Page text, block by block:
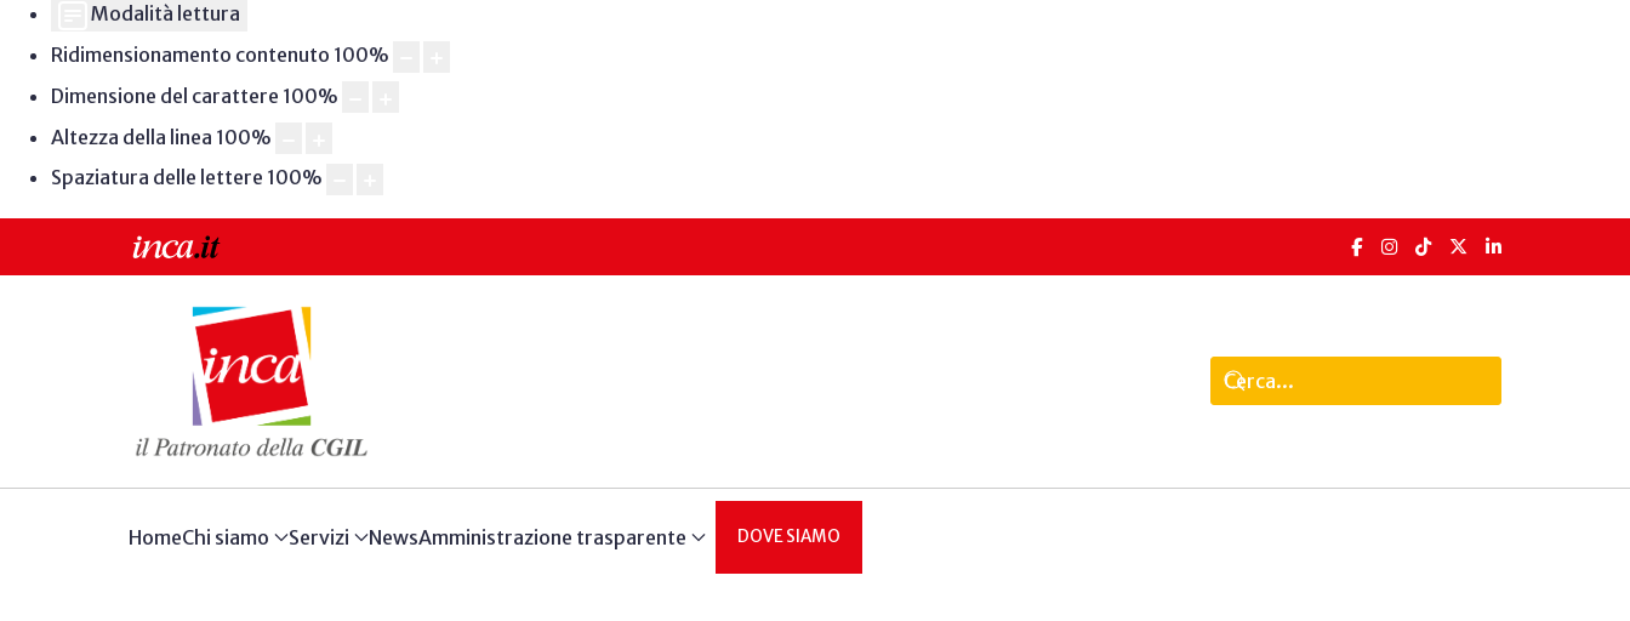
Modalità lettura
Ridimensionamento contenuto 100%
Dimensione del carattere 100%
Altezza della linea 100%
Spaziatura delle lettere 100%
HomeChi siamo Servizi NewsAmministrazione trasparente DOVE SIAMO